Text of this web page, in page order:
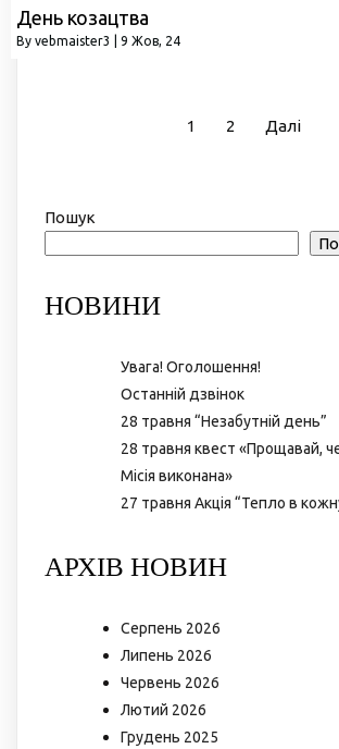
День козацтва
By vebmaister3 9 Жов, 24
1 2 Далі
Пошук
НОВИНИ
Увага! Оголошення!
Останній дзвінок
28 травня “Незабутній день”
28 травня квест «Прощавай,
Місія виконана»
27 травня Акція “Тепло в
АРХІВ НОВИН
Серпень 2026
Липень 2026
Червень 2026
Лютий 2026
Грудень 2025